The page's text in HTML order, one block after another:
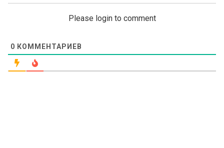
Please login to comment
0 КОММЕНТАРИЕВ